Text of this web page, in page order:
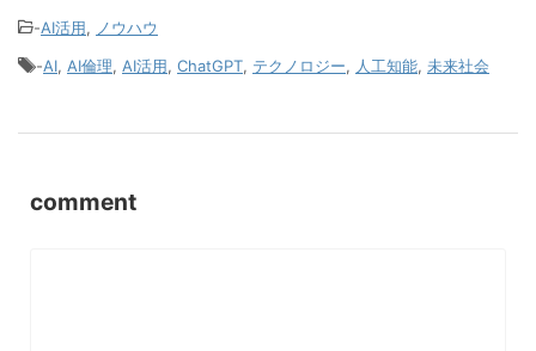
-AI活用, ノウハウ
-AI, AI倫理, AI活用, ChatGPT, テクノロジー, 人工知能, 未来社会
comment